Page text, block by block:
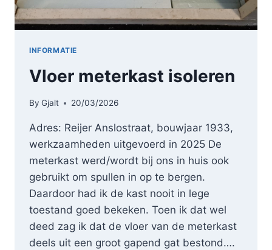
INFORMATIE
Vloer meterkast isoleren
By Gjalt 20/03/2026
Adres: Reijer Anslostraat, bouwjaar 1933,
werkzaamheden uitgevoerd in 2025 De
meterkast werd/wordt bij ons in huis ook
gebruikt om spullen in op te bergen.
Daardoor had ik de kast nooit in lege
toestand goed bekeken. Toen ik dat wel
deed zag ik dat de vloer van de meterkast
deels uit een groot gapend gat bestond….